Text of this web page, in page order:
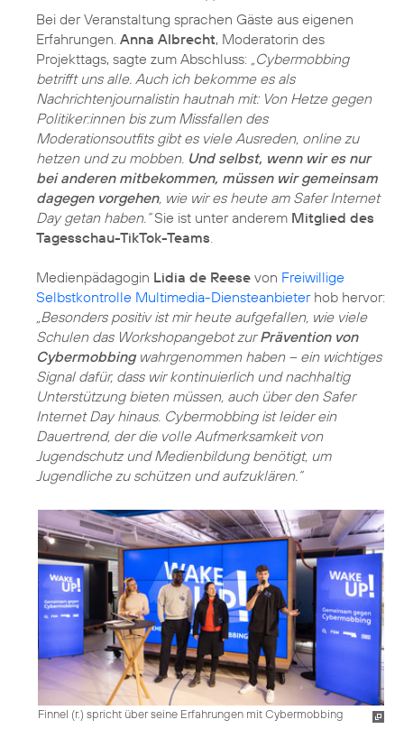
Bei der Veranstaltung sprachen Gäste aus eigenen
Erfahrungen. Anna Albrecht, Moderatorin des
Projekttags, sagte zum Abschluss: „Cybermobbing
betrifft uns alle. Auch ich bekomme es als
Nachrichtenjournalistin hautnah mit: Von Hetze gegen
Politiker:innen bis zum Missfallen des
Moderationsoutfits gibt es viele Ausreden, online zu
hetzen und zu mobben. Und selbst, wenn wir es nur
bei anderen mitbekommen, müssen wir gemeinsam
dagegen vorgehen, wie wir es heute am Safer Internet
Day getan haben.“Sie ist unter anderem Mitglied des
Tagesschau-TikTok-Teams.
Medienpädagogin Lidia de Reese von Freiwillige
Selbstkontrolle Multimedia-Diensteanbieterhob hervor:
„Besonders positiv ist mir heute aufgefallen, wie viele
Schulen das Workshopangebot zurPrävention von
Cybermobbingwahrgenommen haben – ein wichtiges
Signal dafür, dass wir kontinuierlich und nachhaltig
Unterstützung bieten müssen, auch über den Safer
Internet Day hinaus. Cybermobbing ist leider ein
Dauertrend, der die volle Aufmerksamkeit von
Jugendschutz und Medienbildung benötigt, um
Jugendliche zu schützen und aufzuklären.“
Finnel (r.) spricht über seine Erfahrungen mit Cybermobbing